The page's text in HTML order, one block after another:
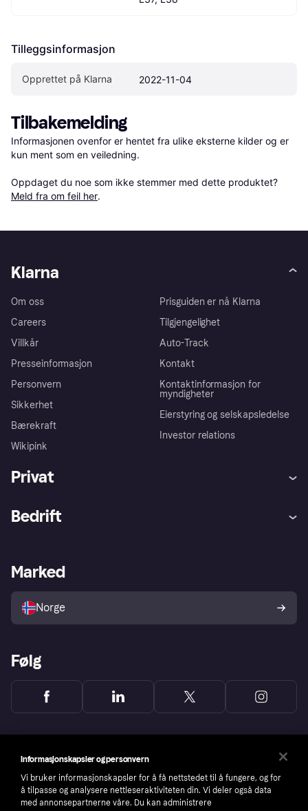
Tilleggsinformasjon
Opprettet på Klarna 2022-11-04
Tilbakemelding
Informasjonen ovenfor er hentet fra ulike eksterne kilder og er
kun ment som en veiledning.
Oppdaget du noe som ikke stemmer med dette produktet?
Meld fra om feil her.
Klarna
Om oss
Careers
Villkår
Presseinformasjon
Personvern
Sikkerhet
Bærekraft
Wikipink
Prisguiden er nå Klarna
Tilgjengelighet
Auto-Track
Kontakt
Kontaktinformasjon for
myndigheter
Eierstyring og selskapsledelse
Investor relations
Privat
Utforsk butikker
Bedrift
Merchant portal
Marked
Norge
Følg
Informasjonskapsler og personvern
Vi bruker informasjonskapsler for å få nettstedet til å fungere, og for
å tilpasse og analysere nettleseraktiviteten din. Vi deler også data
med annonsepartnerne våre. Du kan administrere